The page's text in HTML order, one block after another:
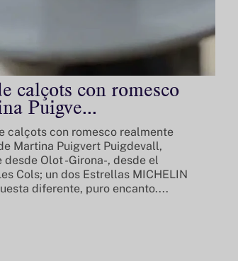
calçots con romesco
Puigve...
calçots con romesco realmente
Martina Puigvert Puigdevall,
desde Olot -Girona-, desde el
Cols; un dos Estrellas MICHELIN
diferente, puro encanto....